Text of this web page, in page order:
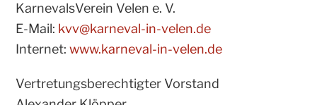
KarnevalsVerein Velen e. V.
E-Mail: kvv@karneval-in-velen.de
Internet:www.karneval-in-velen.de
Vertretungsberechtigter Vorstand